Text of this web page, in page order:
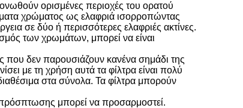
ορισμένες περιοχές του ορατού
χρώματος ως ελαφριά ισορροπώντας
σε δύο ή περισσότερες ελαφριές ακτίνες.
των χρωμάτων, μπορεί να είναι
που δεν παρουσιάζουν κανένα σημάδι της
με τη χρήση αυτά τα φίλτρα είναι πολύ
στα σύνολα. Τα φίλτρα μπορούν
πρόσπτωσης μπορεί να προσαρμοστεί.